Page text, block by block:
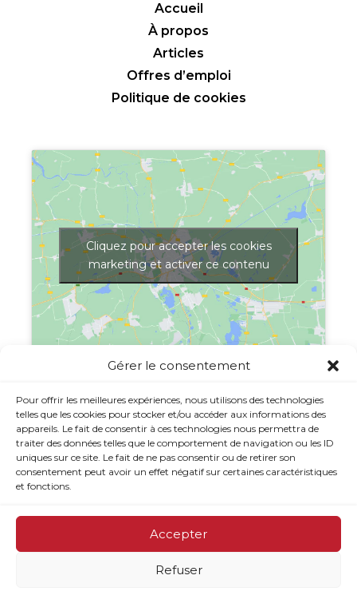
Gérer le consentement
Pour offrir les meilleures expériences, nous utilisons des technologies
telles que les cookies pour stocker et/ou accéder aux informations des
appareils. Le fait de consentir à ces technologies nous permettra de
traiter des données telles que le comportement de navigation ou les ID
uniques sur ce site. Le fait de ne pas consentir ou de retirer son
consentement peut avoir un effet négatif sur certaines caractéristiques
et fonctions.
Accepter
Refuser
Accueil
À propos
Articles
Offres d’emploi
Politique de cookies
Cliquez pour accepter les cookies
marketing et activer ce contenu